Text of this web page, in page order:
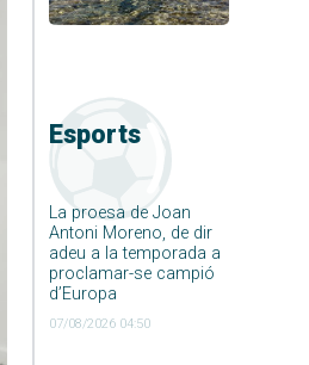
Esports
La proesa de Joan
Antoni Moreno, de dir
adeu a la temporada a
proclamar-se campió
d’Europa
07/08/2026 04:50